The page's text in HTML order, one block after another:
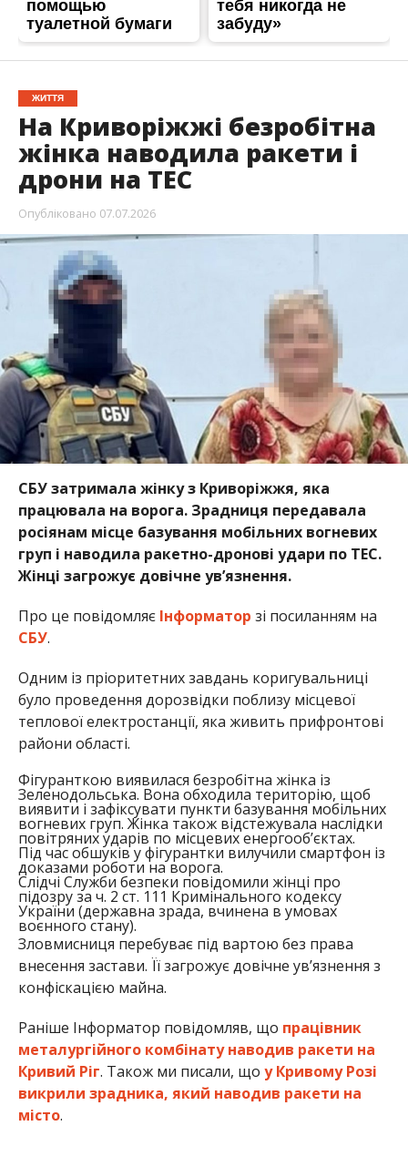
ЖИТТЯ
На Криворіжжі безробітна
жінка наводила ракети і
дрони на ТЕС
Опубліковано 07.07.2026
СБУ затримала жінку з Криворіжжя, яка
працювала на ворога. Зрадниця передавала
росіянам місце базування мобільних вогневих
груп і наводила ракетно-дронові удари по ТЕС.
Жінці загрожує довічне ув’язнення.
Про це повідомляє Інформатор зі посиланням на
СБУ.
Одним із пріоритетних завдань коригувальниці
було проведення дорозвідки поблизу місцевої
теплової електростанції, яка живить прифронтові
райони області.
Фігуранткою виявилася безробітна жінка із
Зеленодольська. Вона обходила територію, щоб
виявити і зафіксувати пункти базування мобільних
вогневих груп. Жінка також відстежувала наслідки
повітряних ударів по місцевих енергооб’єктах.
Під час обшуків у фігурантки вилучили смартфон із
доказами роботи на ворога.
Слідчі Служби безпеки повідомили жінці про
підозру за ч. 2 ст. 111 Кримінального кодексу
України (державна зрада, вчинена в умовах
воєнного стану).
Зловмисниця перебуває під вартою без права
внесення застави. Її загрожує довічне ув’язнення з
конфіскацією майна.
Раніше Інформатор повідомляв, що працівник
металургійного комбінату наводив ракети на
Кривий Ріг. Також ми писали, що у Кривому Розі
викрили зрадника, який наводив ракети на
місто.